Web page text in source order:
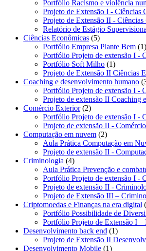
Portfólio Racismo e violência
Projeto de Extensão I - Ciências
Projeto de Extensão II - Ciências
Relatório de Estágio
Ciências Econômicas 55
produtos
Portfólio Empresa Plante Bem 11
Portfólio Projeto de extensão I -
Portfólio Soft Milho 11
produto
Projeto de Extensão II Ciências
Coaching e desenvolvimento humano
Portfólio Projeto de extensão I -
Projeto de extensão II Coaching
Comércio Exterior 22
produtos
Portfólio Projeto de extensão I -
Projeto de extensão II -
Computação em nuvem 22
produtos
Aula Prática Computação em
Projeto de extensão II -
Criminologia 44
produtos
Aula Prática Prevenção e
Portfólio Projeto de extensão I -
Projeto de extensão II -
Projeto de Extensão III –
Criptomoedas e Finanças na era digital
Portfólio Possibilidade de
Portfólio Projeto de Extensão I
Desenvolvimento back end 11
produto
Projeto de Extensão II
Desenvolvimento Mobile 11